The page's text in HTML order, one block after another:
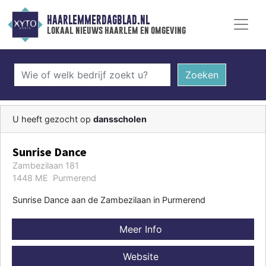
HAARLEMMERDAGBLAD.NL
lokaal nieuws haarlem en omgeving
Zoeken
U heeft gezocht op dansscholen
Sunrise Dance
Zambezilaan 181
1448 ME Purmerend
Sunrise Dance aan de Zambezilaan in Purmerend
Meer Info
Website